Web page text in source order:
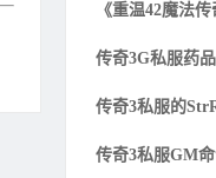
《重温42魔法
传奇3G私服药
传奇3私服的
传奇3私服GM